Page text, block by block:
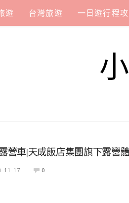
遊 台灣旅遊 一日遊行程
營車|天成飯店集團旗下露營
11-17 0